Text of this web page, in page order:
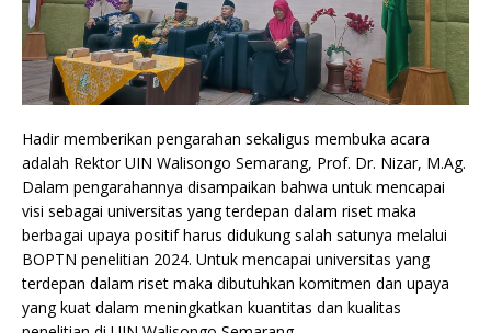
Hadir memberikan pengarahan sekaligus membuka acara
adalah Rektor UIN Walisongo Semarang, Prof. Dr. Nizar, M.Ag.
Dalam pengarahannya disampaikan bahwa untuk mencapai
visi sebagai universitas yang terdepan dalam riset maka
berbagai upaya positif harus didukung salah satunya melalui
BOPTN penelitian 2024. Untuk mencapai universitas yang
terdepan dalam riset maka dibutuhkan komitmen dan upaya
yang kuat dalam meningkatkan kuantitas dan kualitas